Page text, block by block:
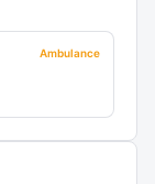
Ambulance